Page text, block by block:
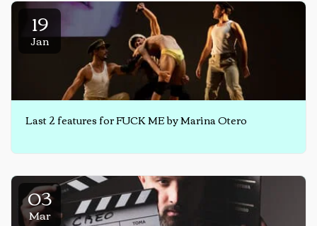
19
Jan
Last 2 features for FUCK ME by Marina Otero
03
Mar